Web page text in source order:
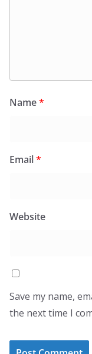
Name*
Email*
Website
Save my name,
the next time I